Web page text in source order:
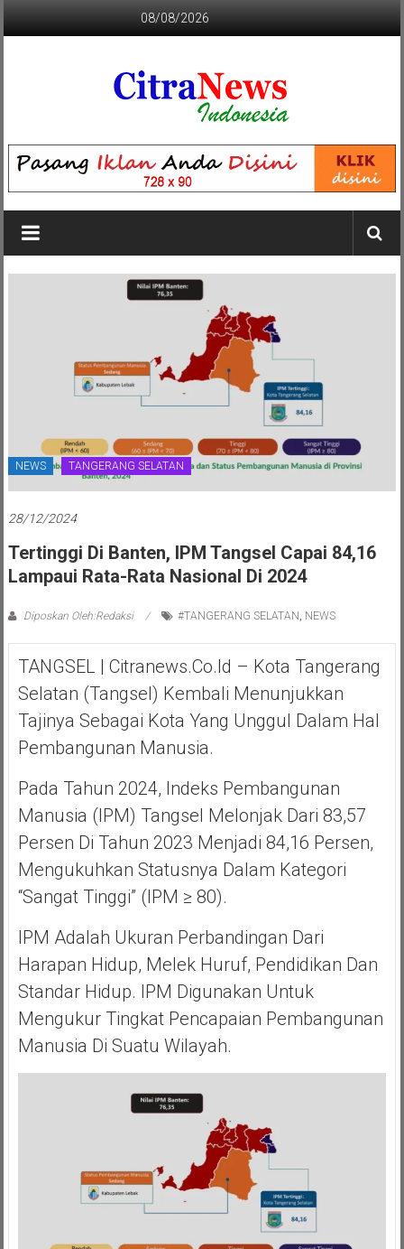
08/08/2026
CITRANEWS
INDONESIA
BERANI
DAN
KRISTIS
NEWS TANGERANG SELATAN
28/12/2024
Tertinggi Di Banten, IPM Tangsel Capai 84,16
Lampaui Rata-Rata Nasional Di 2024
Diposkan Oleh:Redaksi #TANGERANG SELATAN, NEWS
TANGSEL | Citranews.co.id – Kota Tangerang
Selatan (Tangsel) Kembali Menunjukkan
Tajinya Sebagai Kota Yang Unggul Dalam Hal
Pembangunan Manusia.
Pada Tahun 2024, Indeks Pembangunan
Manusia (IPM) Tangsel Melonjak Dari 83,57
Persen Di Tahun 2023 Menjadi 84,16 Persen,
Mengukuhkan Statusnya Dalam Kategori
“sangat Tinggi” (IPM ≥ 80).
IPM Adalah Ukuran Perbandingan Dari
Harapan Hidup, Melek Huruf, Pendidikan Dan
Standar Hidup. IPM Digunakan Untuk
Mengukur Tingkat Pencapaian Pembangunan
Manusia Di Suatu Wilayah.